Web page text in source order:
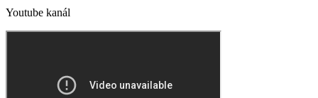
Youtube kanál